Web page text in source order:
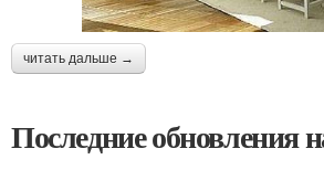
читать дальше →
Последние обновления